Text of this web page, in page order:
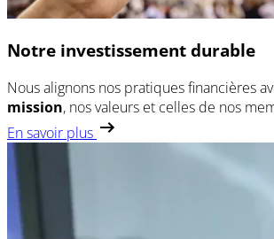
Notre investissement durable
Nous alignons nos pratiques financières
mission, nos valeurs et celles de nos
En savoir plus